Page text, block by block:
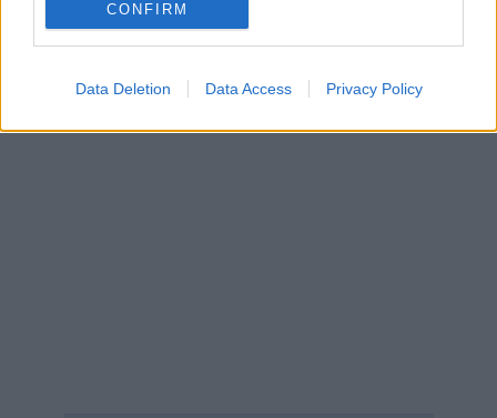
CONFIRM
Data Deletion Data Access Privacy Policy